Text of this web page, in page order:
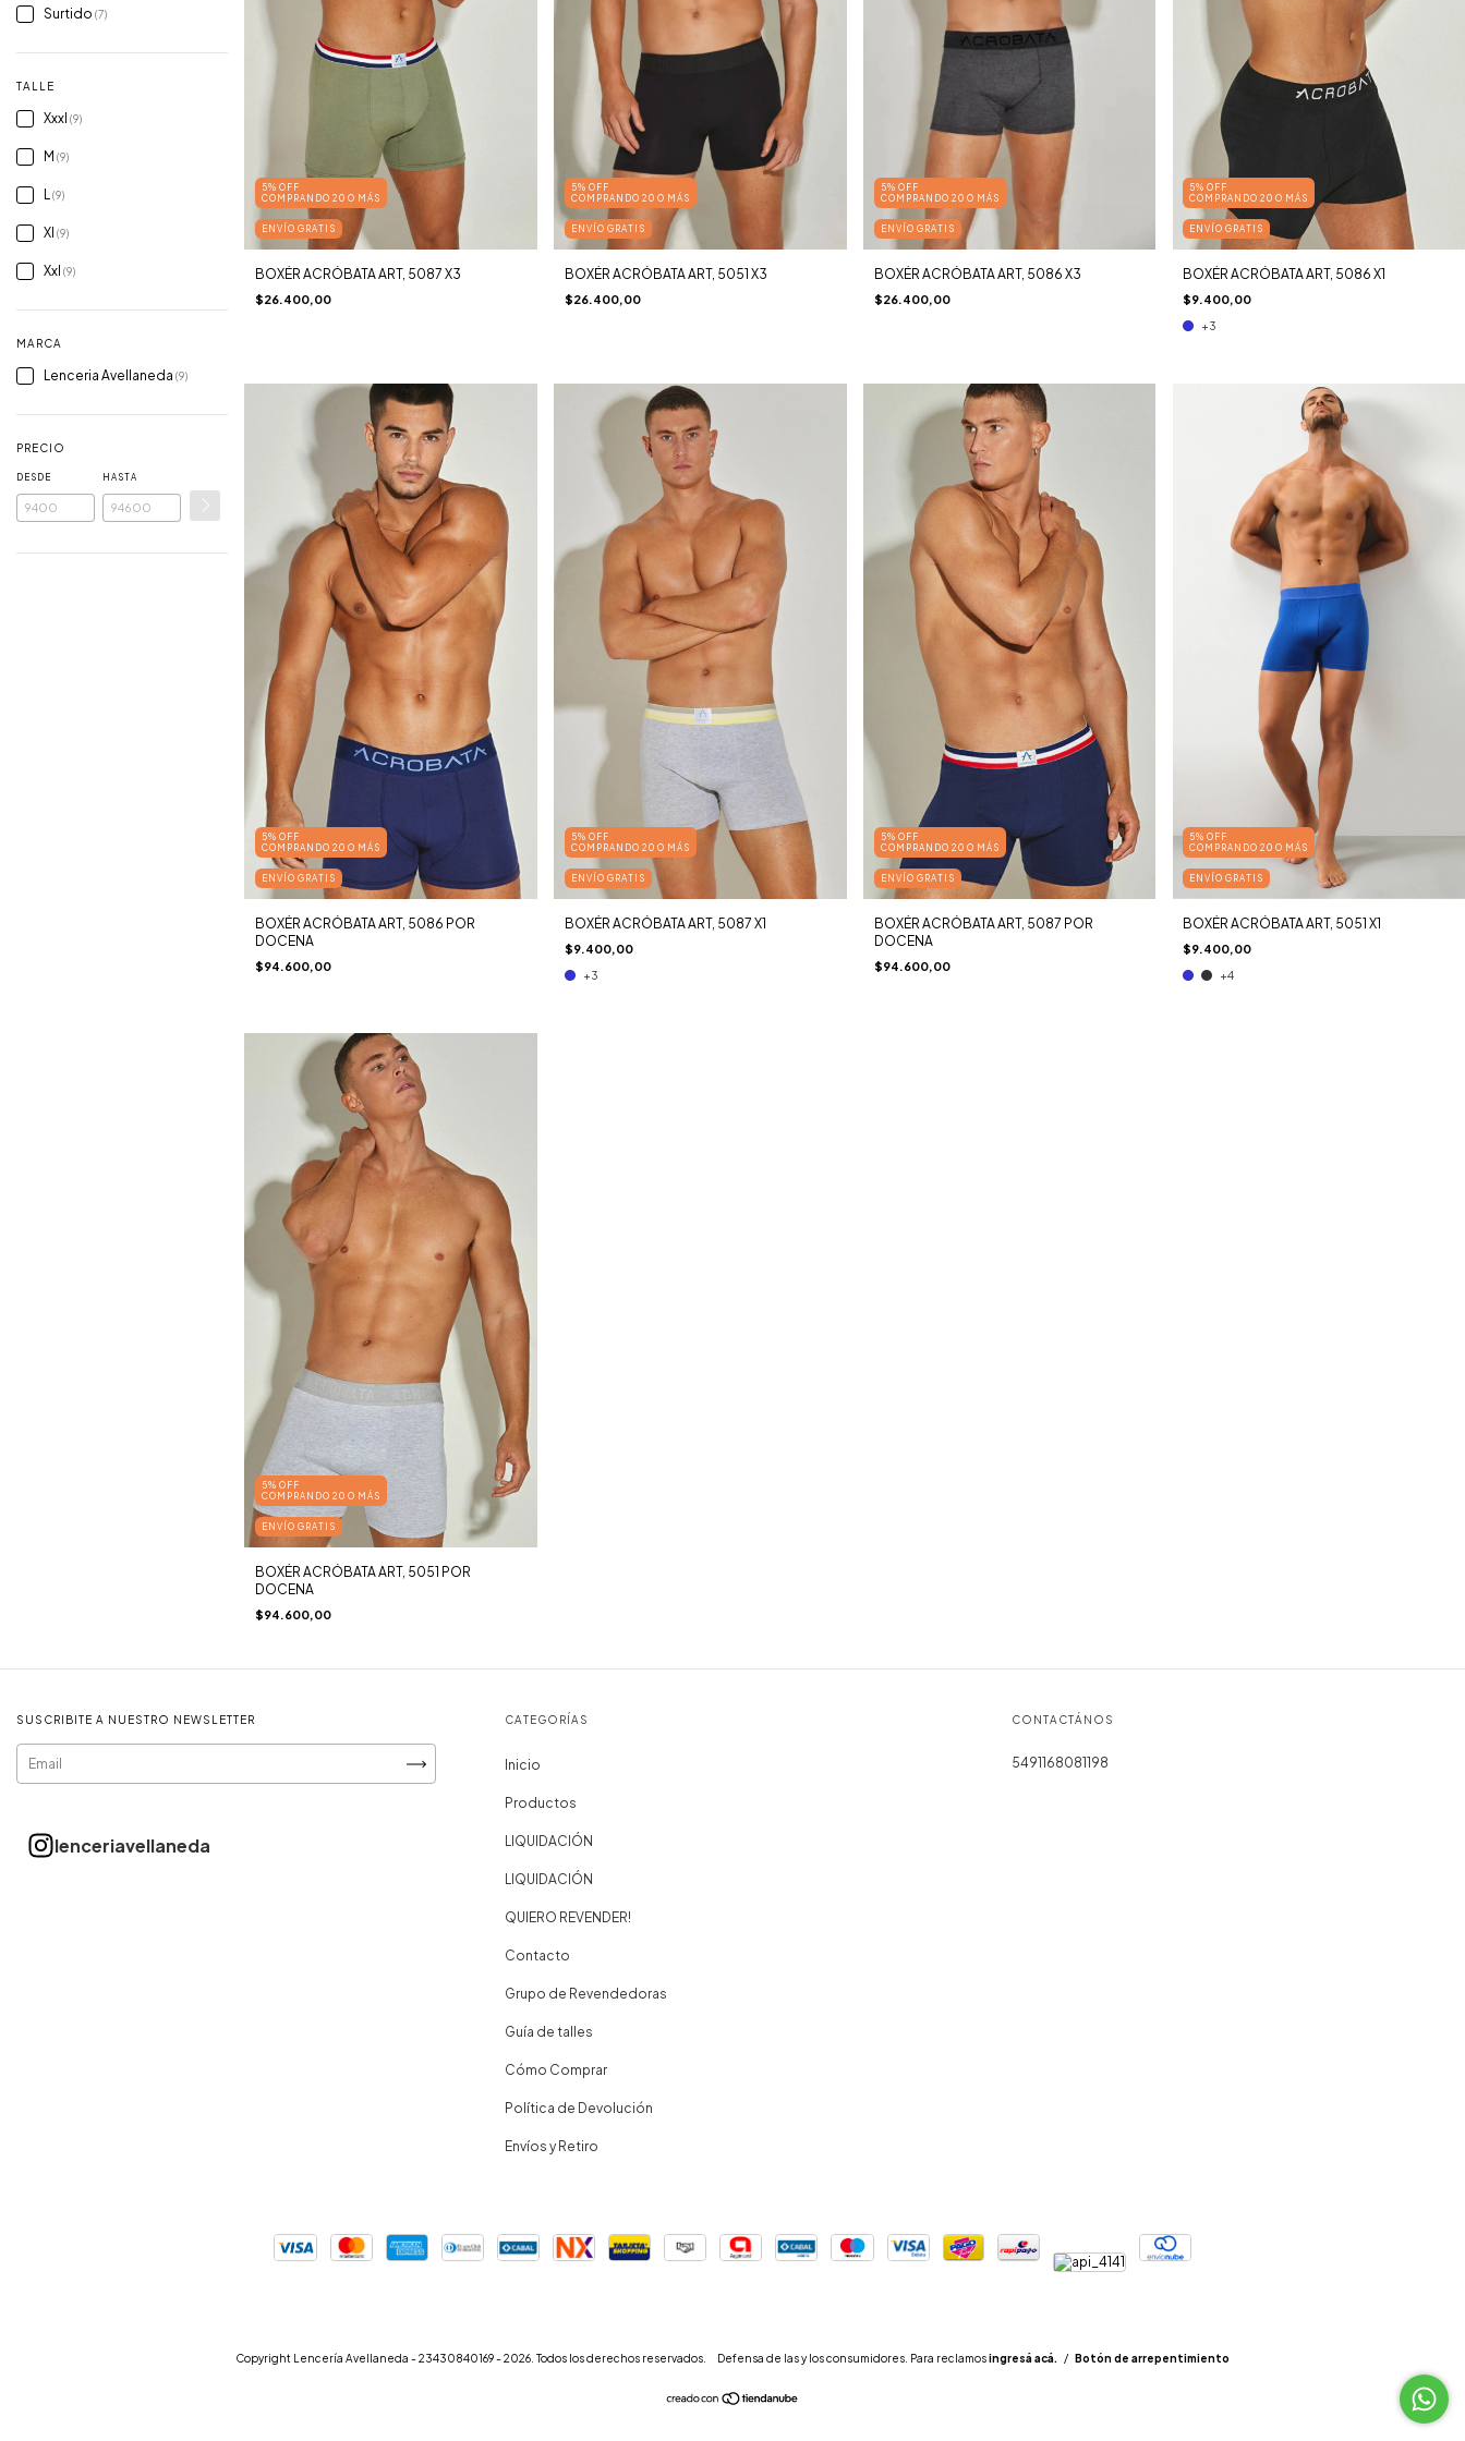
Surtido (7)
TALLE
Xxxl (9)
M (9)
L(9)
Xl (9)
Xxl (9)
MARCA
Lenceria Avellaneda (9)
PRECIO
DESDE HASTA
5% OFF
COMPRANDO 20 O MÁS
ENVÍO GRATIS
BOXÉR ACRÓBATA ART, 5087 X3
$26.400,00
5% OFF
COMPRANDO 20 O MÁS
ENVÍO GRATIS
BOXÉR ACRÓBATA ART, 5051 X3
$26.400,00
5% OFF
COMPRANDO 20 O MÁS
ENVÍO GRATIS
BOXÉR ACRÓBATA ART, 5086 X3
$26.400,00
5% OFF
COMPRANDO 20 O MÁS
ENVÍO GRATIS
BOXÉR ACRÓBATA ART, 5086 X1
$9.400,00
+3
5% OFF
COMPRANDO 20 O MÁS
ENVÍO GRATIS
BOXÉR ACRÓBATA ART, 5086 POR
DOCENA
$94.600,00
5% OFF
COMPRANDO 20 O MÁS
ENVÍO GRATIS
BOXÉR ACRÓBATA ART, 5087 X1
$9.400,00
+3
5% OFF
COMPRANDO 20 O MÁS
ENVÍO GRATIS
BOXÉR ACRÓBATA ART, 5087 POR
DOCENA
$94.600,00
5% OFF
COMPRANDO 20 O MÁS
ENVÍO GRATIS
BOXÉR ACRÓBATA ART, 5051 X1
$9.400,00
+4
5% OFF
COMPRANDO 20 O MÁS
ENVÍO GRATIS
BOXÉR ACRÓBATA ART, 5051 POR
DOCENA
$94.600,00
SUSCRIBITE A NUESTRO NEWSLETTER CATEGORÍAS
Inicio
Productos
LIQUIDACIÓN
LIQUIDACIÓN
QUIERO REVENDER!
Contacto
Grupo de Revendedoras
Guía de talles
Cómo Comprar
Política de Devolución
Envíos y Retiro
CONTACTÁNOS
5491168081198
Copyright Lencería Avellaneda - 23430840169 - 2026. Todos los derechos reservados. Defensa de las y los consumidores. Para reclamosingresá acá. / Botón de arrepentimiento